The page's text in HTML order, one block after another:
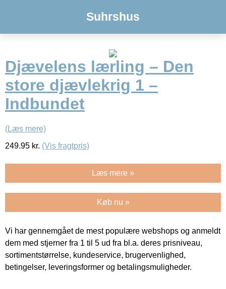
Suhrshus
Djævelens lærling – Den
store djævlekrig 1 –
Indbundet
(Læs mere)
249.95 kr. (Vis fragtpris)
Læs mere »
Køb nu »
Vi har gennemgået de mest populære webshops og anmeldt
dem med stjerner fra 1 til 5 ud fra bl.a. deres prisniveau,
sortimentstørrelse, kundeservice, brugervenlighed,
betingelser, leveringsformer og betalingsmuligheder.